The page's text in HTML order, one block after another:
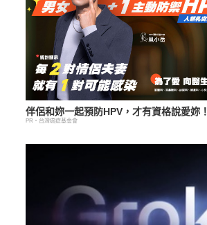
伴侶和妳一起預防HPV，才有資格說愛妳！
PR・台灣癌症基金會